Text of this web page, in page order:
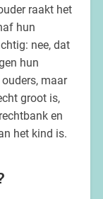
raakt het
hun
nee, dat
hun
maar
groot is,
en
het kind is.